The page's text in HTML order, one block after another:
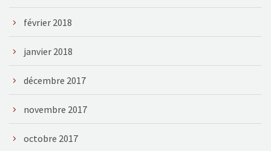
février 2018
janvier 2018
décembre 2017
novembre 2017
octobre 2017